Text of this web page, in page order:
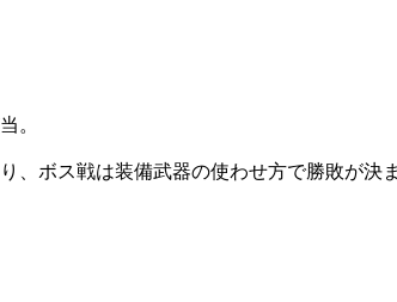
。
、ボス戦は装備武器の使わせ方で勝敗が決